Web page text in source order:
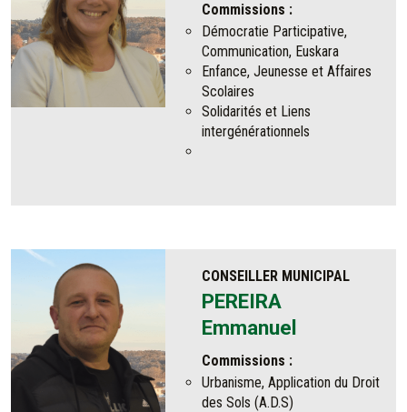
Commissions :
Démocratie Participative,
Communication, Euskara
Enfance, Jeunesse et Affaires
Scolaires
Solidarités et Liens
intergénérationnels
CONSEILLER MUNICIPAL
PEREIRA
Emmanuel
Commissions :
Urbanisme, Application du Droit
des Sols (A.D.S)